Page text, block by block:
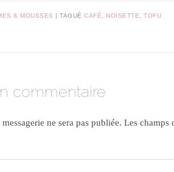
& MOUSSES |TAGUÉCAFÉ NOISETTE ,TOFU
commentaire
ne sera pas publiée. Les champs